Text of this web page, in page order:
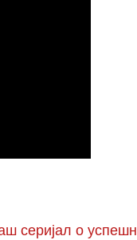
серијал о